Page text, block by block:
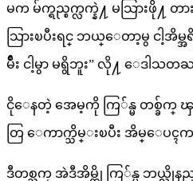
မက မ်က္ရည္စက္လက္နဲ႔ မသြားဖို႔
သြားၿပီးရင္ ဘယ္ေတာ့မွ ငါ့အိမ္
မ်ဳိး ငါ့မွာ မရွိဘူး” လို႔ ေဒါသ
ငိုေနတဲ့ အေမ့ကို ကြ်န္မ တစ္ခ်က္
တြ ေကာက္သိမ္းၿပီး အိမ္ေပၚ
ဒီတစ္သက္ အဲဒီအိမ္ကို ကြ်န္မ ဘယ္လိုန